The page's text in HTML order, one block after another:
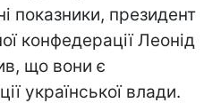
показники, президент
конфедерації Леонід
що вони є
української влади.